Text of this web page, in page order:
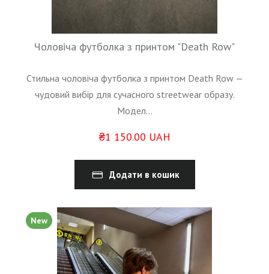
Чоловіча футболка з принтом "Death Row"
Стильна чоловіча футболка з принтом Death Row —
чудовий вибір для сучасного streetwear образу.
Модел...
₴1 150.00 UAH
Додати в кошик
New